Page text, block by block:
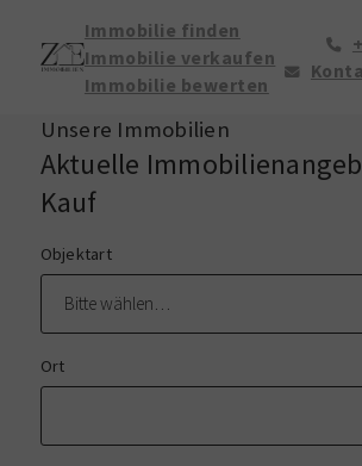
Immobilie finden
Immobilie verkaufen
Immobilie bewerten
Unsere Immobilien
Aktuelle
Kauf
Objektart
Ort